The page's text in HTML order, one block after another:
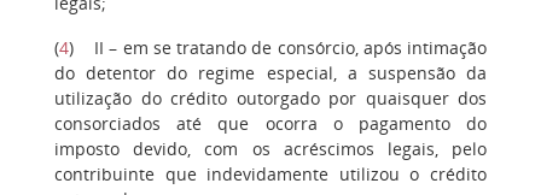
(4) II – em se tratando de consórcio, após intimação
do detentor do regime especial, a suspensão da
utilização do crédito outorgado por quaisquer dos
consorciados até que ocorra o pagamento do
imposto devido, com os acréscimos legais, pelo
contribuinte que indevidamente utilizou o crédito